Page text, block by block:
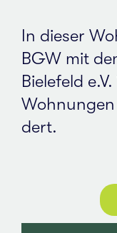
In dieser
BGW mit
Bie­le­feld
dert.